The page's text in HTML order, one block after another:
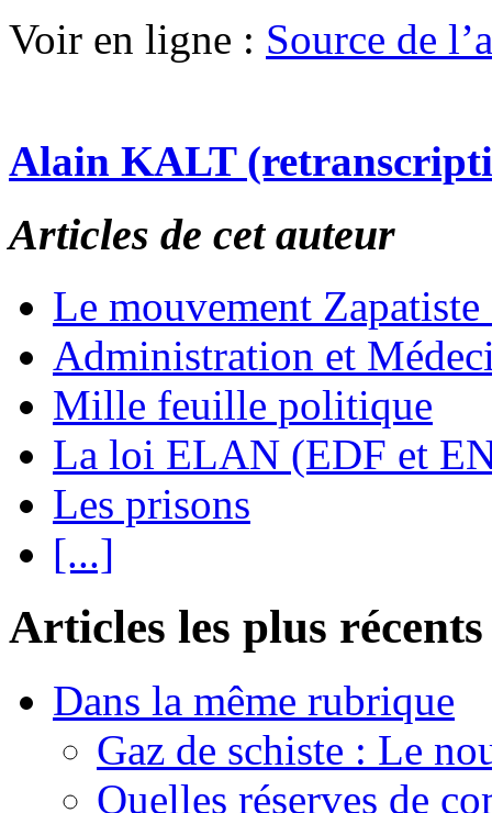
Voir en ligne : Source de
Alain KALT
Articles de cet auteur
Le mouvement
Administration et
Mille feuille politique
La loi ELAN (EDF et
Les prisons
[...]
Articles les plus récents
Dans la même rubrique
Gaz de schiste : Le
Quelles réserves de